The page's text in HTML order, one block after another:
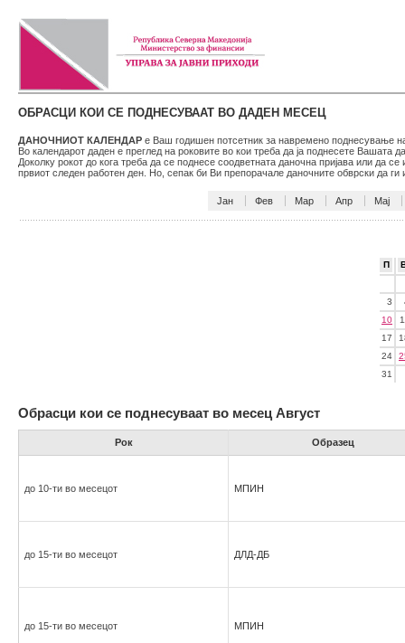
ОБРАСЦИ КОИ СЕ ПОДНЕСУВААТ ВО ДАДЕН МЕСЕЦ
ДАНОЧНИОТ КАЛЕНДАР е Ваш годишен потсетник за навремено поднесување
Во календарот даден е преглед на роковите во кои треба да ја поднесете
Доколку рокот до кога треба да се поднесе соодветната даночна пријава или да
првиот следен работен ден. Но, сепак би Ви препорачале даночните обврски да
Јан Фев Мар Апр Мај
П
3
10
17
24
31
Обрасци кои се поднесуваат во месец Август
Рок Образец
до 10-ти во месецот МПИН
до 15-ти во месецот ДЛД-ДБ
до 15-ти во месецот МПИН